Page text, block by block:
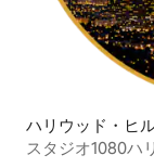
ハリウッド・ヒ
スタジオ1080ハ